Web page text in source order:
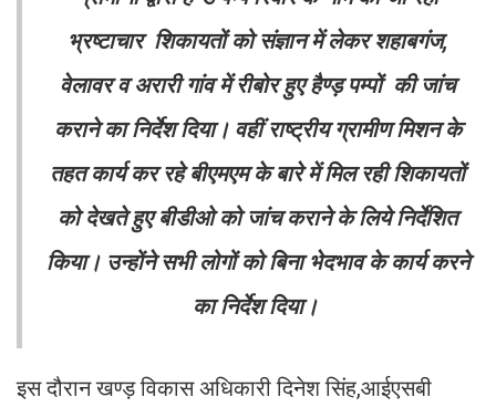
भ्रष्टाचार शिकायतों को संज्ञान में लेकर शहाबगंज,
वेलावर व अरारी गांव में रीबोर हुए हैण्ड़ पम्पों की जांच
कराने का निर्देश दिया। वहीं राष्ट्रीय ग्रामीण मिशन के
तहत कार्य कर रहे बीएमएम के बारे में मिल रही शिकायतों
को देखते हुए बीडीओ को जांच कराने के लिये निर्देशित
किया। उन्होंने सभी लोगों को बिना भेदभाव के कार्य करने
का निर्देश दिया।
इस दौरान खण्ड़ विकास अधिकारी दिनेश सिंह,आईएसबी